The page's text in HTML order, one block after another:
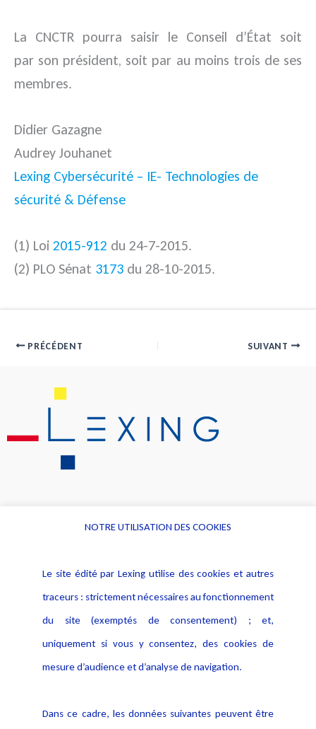
La CNCTR pourra saisir le Conseil d’État soit
par son président, soit par au moins trois de ses
membres.
Didier Gazagne
Audrey Jouhanet
Lexing Cybersécurité – IE- Technologies de
sécurité & Défense
(1) Loi 2015-912 du 24-7-2015.
(2) PLO Sénat 3173 du 28-10-2015.
PRÉCÉDENT SUIVANT
Alerte professionnelle
Déclaration d'accessibilité
Notice Légale
Politique de protection des
données
Publications
NOTRE UTILISATION DES COOKIES
Le site édité par Lexing utilise des cookies et autres
traceurs : strictement nécessaires au fonctionnement
du site (exemptés de consentement) ; et,
uniquement si vous y consentez, des cookies de
mesure d’audience et d’analyse de navigation.
Dans ce cadre, les données suivantes peuvent être